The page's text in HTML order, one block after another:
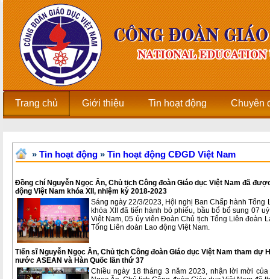
Trang chủ Giới thiệu Tin hoạt động Chuyên
» Tin hoạt động » Tin hoạt động CĐGD Việt Nam
Đồng chí Nguyễn Ngọc Ân, Chủ tịch Công đoàn Giáo dục Việt Nam đã
động Việt Nam khóa XII, nhiệm kỳ 2018-2023
Sáng ngày 22/3/2023, Hội nghị Ban Chấp hành
khóa XII đã tiến hành bỏ phiếu, bầu bổ bổ sung 07
Việt Nam, 05 ủy viên Đoàn Chủ tịch Tổng Liên đoàn
Tổng Liên đoàn Lao động Việt Nam.
Tiến sĩ Nguyễn Ngọc Ân, Chủ tịch Công đoàn Giáo dục Việt Nam tham dự
nước ASEAN và Hàn Quốc lần thứ 37
Chiều ngày 18 tháng 3 năm 2023, nhận lời mời